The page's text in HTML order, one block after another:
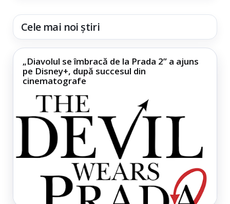
Cele mai noi știri
„Diavolul se îmbracă de la Prada 2” a ajuns
pe Disney+, după succesul din
cinematografe